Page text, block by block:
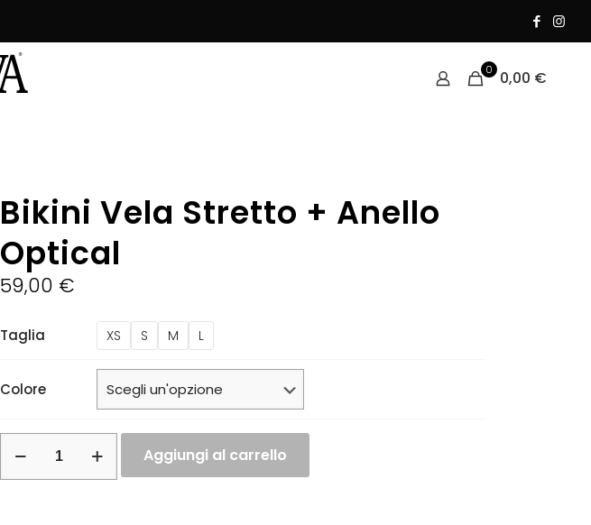
0 0,00 €
Bikini Vela Stretto + Anello
Optical
59,00 €
Taglia XS S M L
Colore
Aggiungi al carrello